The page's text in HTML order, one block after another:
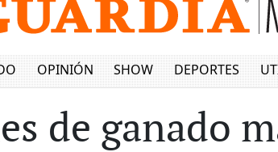
OPINIÓN SHOW DEPORTES
de ganado